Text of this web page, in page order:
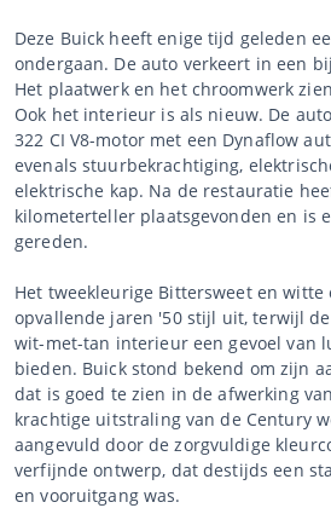
Deze Buick heeft enige tijd geleden
ondergaan. De auto verkeert in een
Het plaatwerk en het chroomwerk
Ook het interieur is als nieuw. De
322 CI V8-motor met een Dynaflow
evenals stuurbekrachtiging,
elektrische kap. Na de restauratie
kilometerteller plaatsgevonden en is
gereden.
Het tweekleurige Bittersweet en
opvallende jaren '50 stijl uit, terwijl
wit-met-tan interieur een gevoel van
bieden. Buick stond bekend om zijn
dat is goed te zien in de afwerking
krachtige uitstraling van de Century
aangevuld door de zorgvuldige
verfijnde ontwerp, dat destijds een
en vooruitgang was.